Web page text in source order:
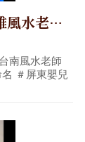
風水老師
雄嬰兒
命名
南風水老師
＃屏東嬰兒